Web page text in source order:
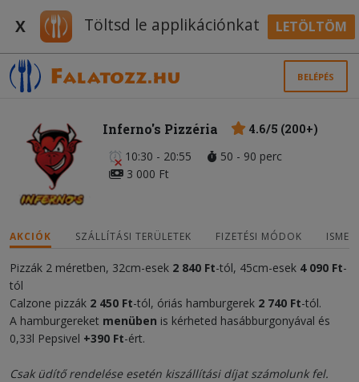
X Töltsd le applikációnkat LETÖLTÖM
BELÉPÉS
Inferno's Pizzéria
4.6/5 (200+)
10:30 - 20:55
50 - 90 perc
3 000 Ft
AKCIÓK SZÁLLÍTÁSI TERÜLETEK FIZETÉSI MÓDOK
Pizzák 2 méretben, 32cm-esek 2 840 Ft-tól, 45cm-esek 4 090 Ft-
tól
Calzone pizzák 2 450 Ft-tól, óriás hamburgerek 2 740 Ft-tól.
A hamburgereket menüben is kérheted hasábburgonyával és
0,33l Pepsivel +390 Ft-ért.
Csak üdítő rendelése esetén kiszállítási díjat számolunk fel.